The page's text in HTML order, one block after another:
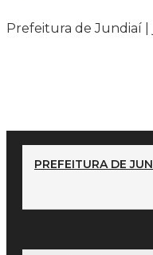
Prefeitura de Jundiaí |
PREFEITURA DE